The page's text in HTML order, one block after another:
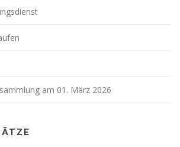
am 01. März 2026